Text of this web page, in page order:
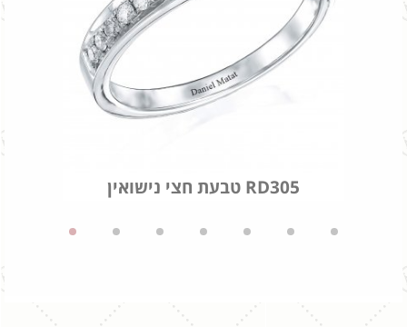
טבעת חצי נישואין RD305